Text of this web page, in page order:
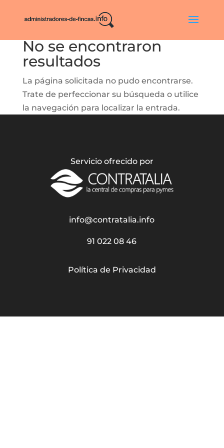
No se encontraron
resultados
La página solicitada no pudo encontrarse.
Trate de perfeccionar su búsqueda o utilice
la navegación para localizar la entrada.
Servicio ofrecido por
info@contratalia.info
91 022 08 46
Política de Privacidad